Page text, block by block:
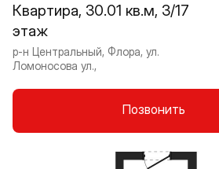
Квартира, 30.01 кв.м, 3/17
этаж
р-н Центральный, Флора, ул.
Ломоносова ул.,
Позвонить